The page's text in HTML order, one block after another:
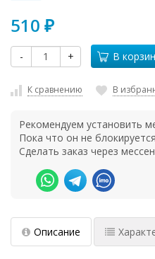
510 ₽
- + В
К сравнению В
Рекомендуем установить
Пока что он не
Сделать заказ через
Описание